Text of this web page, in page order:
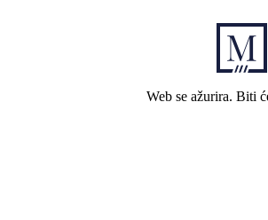
Web se ažurira. Biti